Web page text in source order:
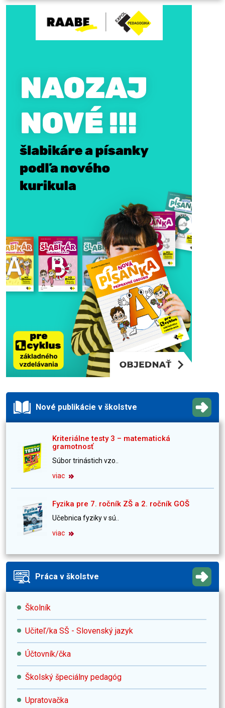
Nové publikácie v školstve
Kriteriálne testy 3 – matematická
gramotnosť
Súbor trinástich vzo..
viac
Fyzika pre 7. ročník ZŠ a 2. ročník GOŠ
Učebnica fyziky v sú..
viac
Práca v školstve
Školník
Učiteľ/ka SŠ - Slovenský jazyk
Účtovník/čka
Školský špeciálny pedagóg
Upratovačka